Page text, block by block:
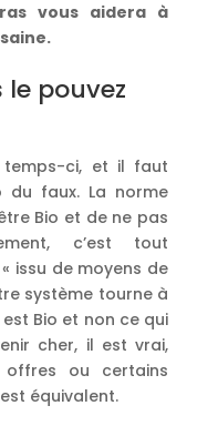
vous aidera à
le pouvez
ci, et il faut
du faux. La norme
Bio et de ne pas
c’est tout
issu de moyens de
système tourne à
est Bio et non ce qui
cher, il est vrai,
ou certains
équivalent.